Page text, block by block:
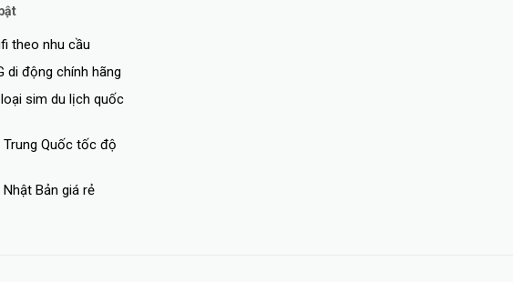
nhanh và tận hưởng trải
theo nhu cầu
di động chính hãng
sim du lịch quốc
Trung Quốc tốc độ
Bản giá rẻ